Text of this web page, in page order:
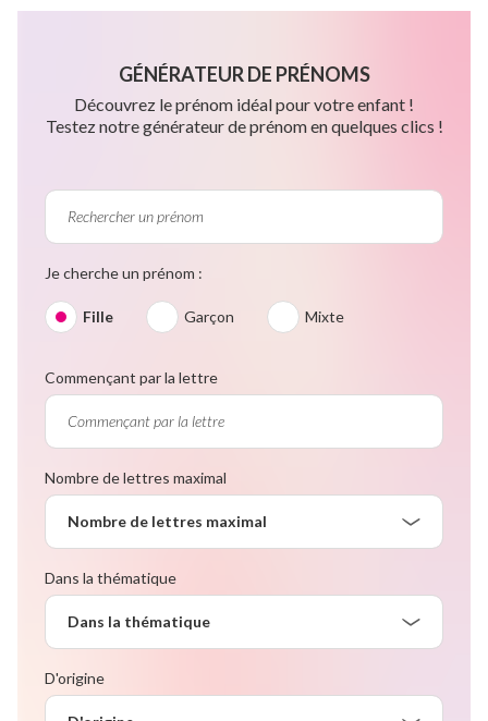
GÉNÉRATEUR DE PRÉNOMS
Découvrez le prénom idéal pour votre enfant !
Testez notre générateur de prénom en quelques clics !
Je cherche un prénom :
Fille Garçon Mixte
Commençant par la lettre
Nombre de lettres maximal
Nombre de lettres maximal
Dans la thématique
Dans la thématique
D'origine